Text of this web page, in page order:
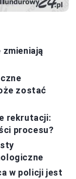
zostać
rekrutacji:
procesu?
w policji jest